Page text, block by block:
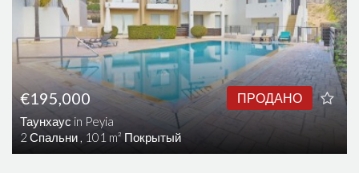
ПРОДАНО
€195,000
Таунхаус in Peyia
2 Спальни , 101 m² Покрытый